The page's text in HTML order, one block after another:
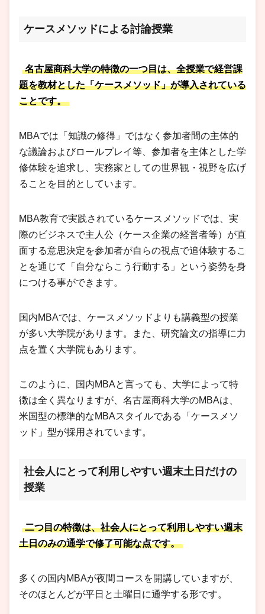
ケースメソッドによる討論授業
名古屋商科大学の特徴の一つ目は、全授業で経営課
題を教材とした「ケースメソッド」が導入されている
ことです。
MBAでは「知識の修得」ではなく参加者間の主体的
な議論およびロールプレイ等、参加者を主体とした学
修体験を追求し、実務家としての世界観・視野を広げ
ることを目的としています。
MBA教育で実践されているケースメソッドでは、実
際のビジネスで主人公（ケース企業の経営者等）が直
面する意思決定を参加者が自らの視点で追体験するこ
とを通じて「自分ならこう行動する」という姿勢を身
につける事ができます。
国内MBAでは、ケースメソッドよりも講義型の授業
が多い大学院があります。また、研究論文の指導に力
点を置く大学院もあります。
このように、国内MBAと言っても、大学によって特
徴は全く異なりますが、名古屋商科大学のMBAは、
米国型の標準的なMBAスタイルである「ケースメソ
ッド」型が採用されています。
社会人にとって利用しやすい週末土日だけの
授業
二つ目の特徴は、社会人にとって利用しやすい週末
土日のみの通学で修了可能な点です。
多くの国内MBAが夜間コースを開講していますが、
そのほとんどが平日と土曜日に通学する形です。